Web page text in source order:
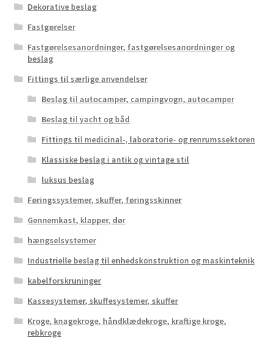
Dekorative beslag
Fastgørelser
Fastgørelsesanordninger, fastgørelsesanordninger og
beslag
Fittings til særlige anvendelser
Beslag til autocamper, campingvogn, autocamper
Beslag til yacht og båd
Fittings til medicinal-, laboratorie- og renrumssektoren
Klassiske beslag i antik og vintage stil
luksus beslag
Føringssystemer, skuffer, føringsskinner
Gennemkast, klapper, dør
hængselsystemer
Industrielle beslag til enhedskonstruktion og maskinteknik
kabelforskruninger
Kassesystemer, skuffesystemer, skuffer
Kroge, knagekroge, håndklædekroge, kraftige kroge,
rebkroge